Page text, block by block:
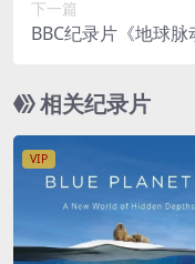
下一篇
BBC纪录片《地球
60P/MKV/61.1G
相关纪录片
VIP